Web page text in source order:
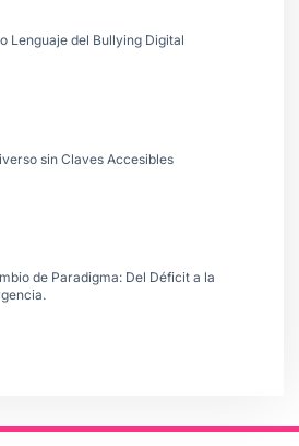
Lenguaje del Bullying Digital
sin Claves Accesibles
de Paradigma: Del Déficit a la